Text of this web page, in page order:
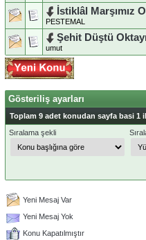
İstiklâl Marşımız
PESTEMAL
Şehit Düştü
umut
Gösteriliş ayarları
Toplam 9 adet konudan sayfa basi 1
Sıralama şekli
Yeni Mesaj Var
Yeni Mesaj Yok
Konu Kapatılmıştır